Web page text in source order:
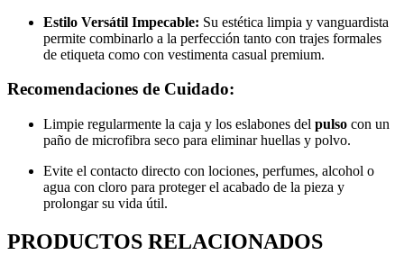
Estilo Versátil Impecable: Su estética limpia y vanguardista
permite combinarlo a la perfección tanto con trajes formales
de etiqueta como con vestimenta casual premium.
Recomendaciones de Cuidado:
Limpie regularmente la caja y los eslabones del pulso con un
paño de microfibra seco para eliminar huellas y polvo.
Evite el contacto directo con lociones, perfumes, alcohol o
agua con cloro para proteger el acabado de la pieza y
prolongar su vida útil.
PRODUCTOS RELACIONADOS